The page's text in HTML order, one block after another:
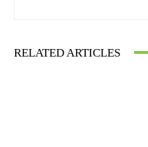
RELATED ARTICLES